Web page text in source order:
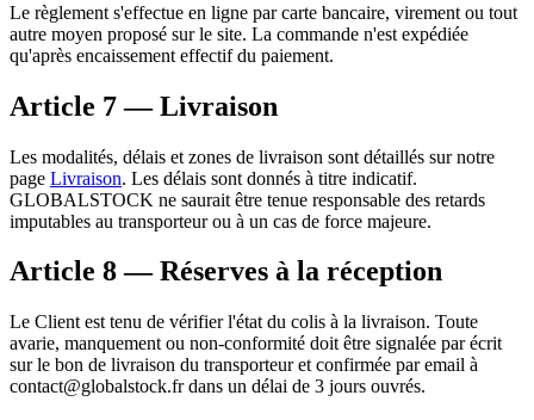
Le règlement s'effectue en ligne par carte bancaire, virement ou tout
autre moyen proposé sur le site. La commande n'est expédiée
qu'après encaissement effectif du paiement.
Article 7 — Livraison
Les modalités, délais et zones de livraison sont détaillés sur notre
page Livraison. Les délais sont donnés à titre indicatif.
GLOBALSTOCK ne saurait être tenue responsable des retards
imputables au transporteur ou à un cas de force majeure.
Article 8 — Réserves à la réception
Le Client est tenu de vérifier l'état du colis à la livraison. Toute
avarie, manquement ou non-conformité doit être signalée par écrit
sur le bon de livraison du transporteur et confirmée par email à
contact@globalstock.frdans un délai de 3 jours ouvrés.